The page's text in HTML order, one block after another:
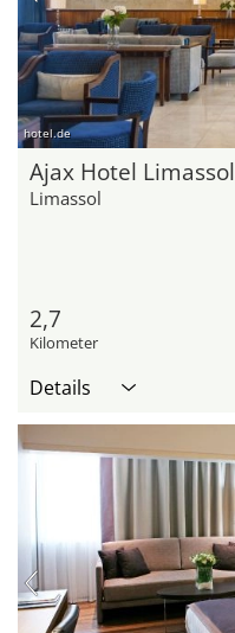
hotel.de
Ajax Hotel Limassol
Limassol
2,7
Kilometer
Details